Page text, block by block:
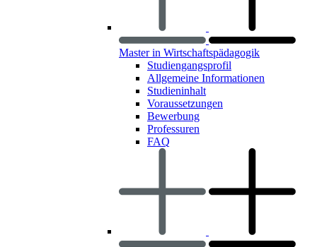
Master in Wirtschaftspädagogik
Studiengangsprofil
Allgemeine Informationen
Studieninhalt
Voraussetzungen
Bewerbung
Professuren
FAQ